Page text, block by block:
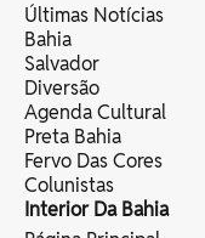
Últimas Notícias
Bahia
Salvador
Diversão
Agenda Cultural
Preta Bahia
Fervo Das Cores
Colunistas
Interior Da Bahia